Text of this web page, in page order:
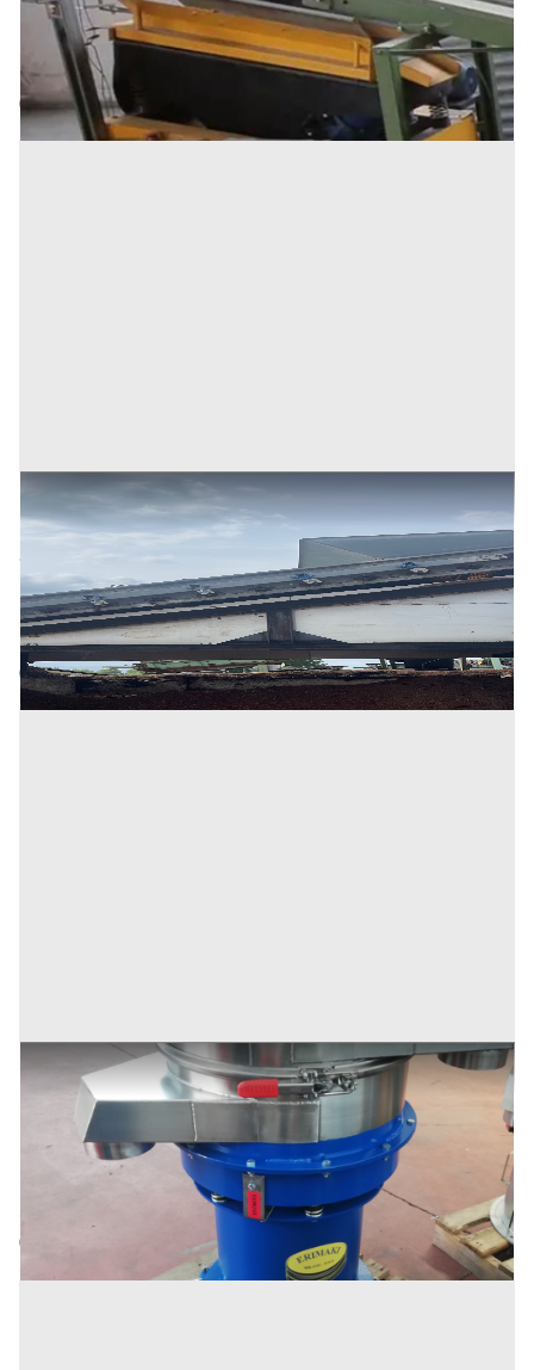
Inserito il: 11/03/2025
Roma (Roma)
Annuncio scaduto
Codice annuncio:
Vaglio Torsion
Inserito il: 02/09/2024
Crocetta del Montello (Treviso)
Annuncio scaduto
Prezzo
22.000 €
Codice annuncio:1197716363
Vinrovaglio
Inserito il: 14/05/2024
Piedimonte Matese (Caserta)
Prezzo
1.800 €
416933829